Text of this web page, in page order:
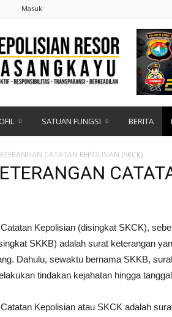
Masuk
SATUAN FUNGSI BERITA
CATATAN KEPOLISIAN (SKCK)
Kepolisian (disingkat SKCK),
SKKB) adalah surat keterangan
Dahulu, sewaktu bernama SKKB,
tindakan kejahatan hingga
Kepolisian atau SKCK adalah